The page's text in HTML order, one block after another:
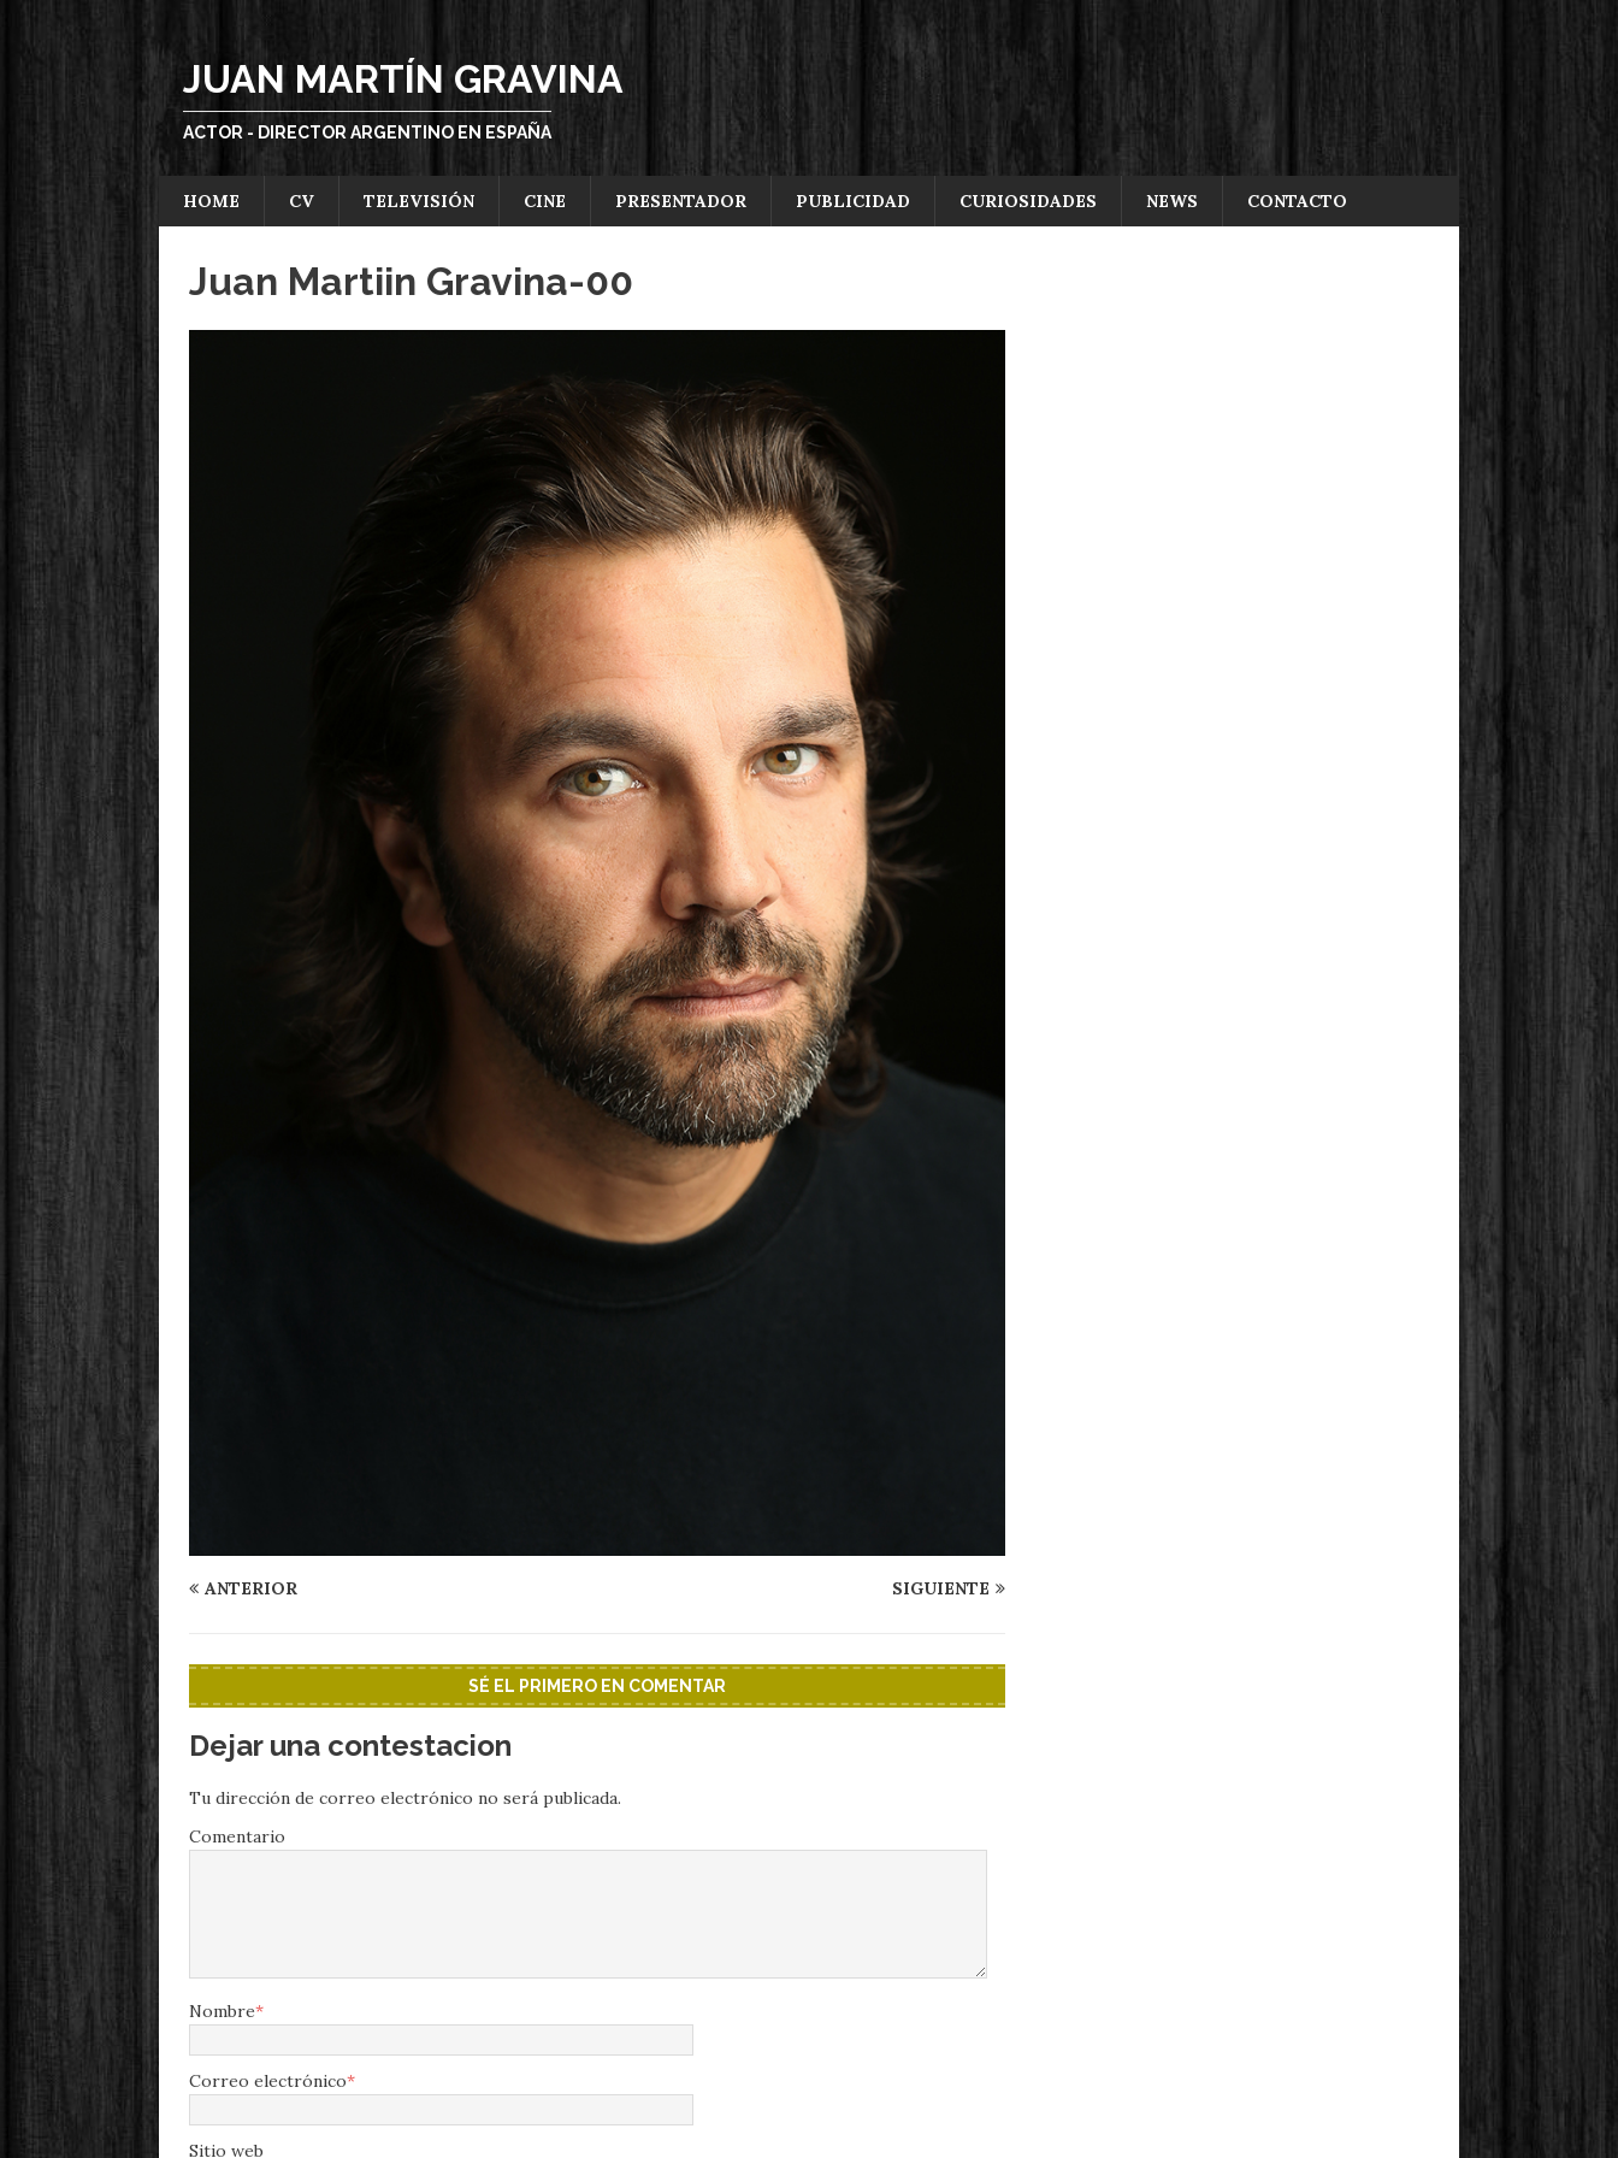
JUAN MARTÍN GRAVINA
ACTOR - DIRECTOR ARGENTINO EN ESPAÑA
HOME CV TELEVISIÓN CINE PRESENTADOR PUBLICIDAD CURIOSIDADES NEWS CONTACTO
Juan Martiin Gravina-00
ANTERIOR SIGUIENTE
SÉ EL PRIMERO EN COMENTAR
Dejar una contestacion
Tu dirección de correo electrónico no será publicada.
Comentario
Nombre*
Correo electrónico*
Sitio web